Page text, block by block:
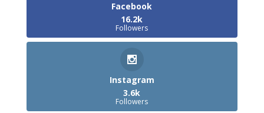
Facebook
16.2k
Followers
Instagram
3.6k
Followers